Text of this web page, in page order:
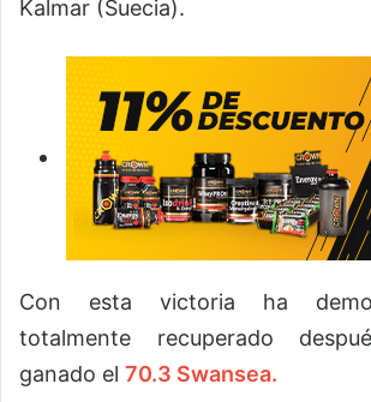
Kalmar (Suecia).
Con esta victoria ha
totalmente recuperado
ganado el 70.3 Swansea.